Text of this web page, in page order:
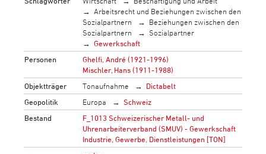
Arbeitsrecht und Beziehungen zwischen den
Sozialpartnern
Beziehungen zwischen den
Sozialpartnern
Sozialpartner
Gewerkschaft
Personen
Ghelfi, André (1921-1996)
Mischler, Hans (1911-1988)
Objektträger
Tonaufnahme
Dictabelt
Geopolitik
Europa
Schweiz
Bestand
F_1013 Schweizerischer Metall- und
Uhrenarbeiterverband (SMUV) - Gewerkschaft
Industrie, Gewerbe, Dienstleistungen [TON]